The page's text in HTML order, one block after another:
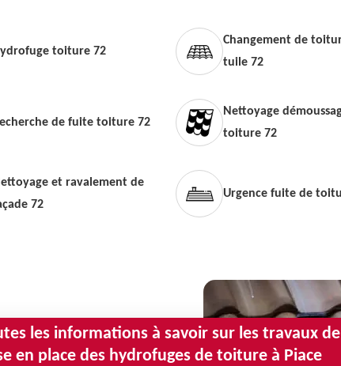
toiture 72
Changement de
tuile 72
de fuite toiture 72
Nettoyage
toiture 72
et ravalement de
72
Urgence fuite de
les informations à savoir sur les travaux de
en place des hydrofuges de toiture à Piace